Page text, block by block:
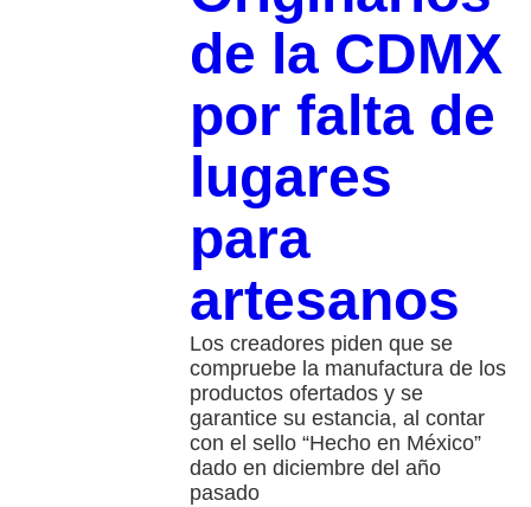
de la CDMX
por falta de
lugares
para
artesanos
Los creadores piden que se
compruebe la manufactura de los
productos ofertados y se
garantice su estancia, al contar
con el sello “Hecho en México”
dado en diciembre del año
pasado